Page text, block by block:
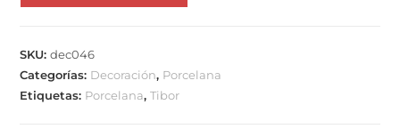
SKU:dec046
Categorías: Decoración, Porcelana
Etiquetas: Porcelana,Tibor